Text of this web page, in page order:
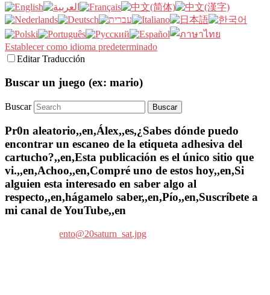
Establecer como idioma predeterminado
Editar Traducción
Buscar un juego (ex: mario)
Buscar
Pr0n aleatorio,,en,Álex,,es,¿Sabes dónde puedo
encontrar un escaneo de la etiqueta adhesiva del
cartucho?,,en,Esta publicación es el único sitio que
vi.,,en,Achoo,,en,Compré uno de estos hoy,,en,Si
alguien esta interesado en saber algo al
respecto,,en,hágamelo saber,,en,Pío,,en,Suscríbete a
mi canal de YouTube,,en